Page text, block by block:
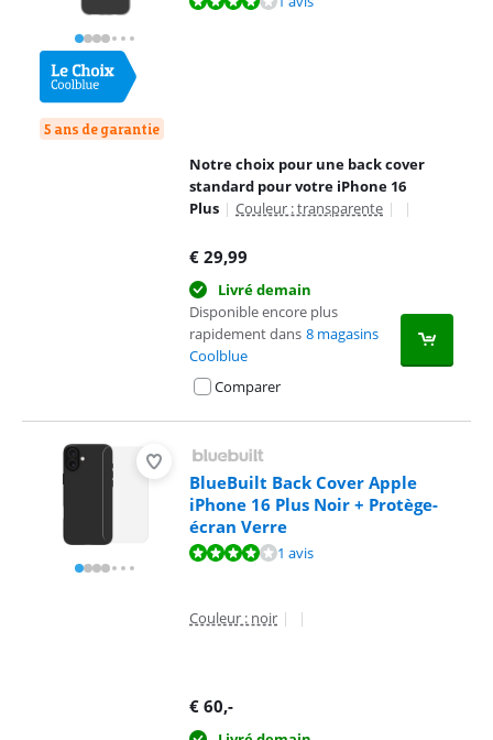
5 ans de garantie
Notre choix pour une back cover
standard pour votre iPhone 16
Plus | Couleur : transparente | |
€ 29,99
Livré demain
Disponible encore plus
rapidement dans 8 magasins
Coolblue
Comparer
BlueBuilt Back Cover Apple
iPhone 16 Plus Noir + Protège-
écran Verre
La note est de 8,0 sur 10, basée sur 1 avis.1 avis
Couleur : noir | |
€ 60,-